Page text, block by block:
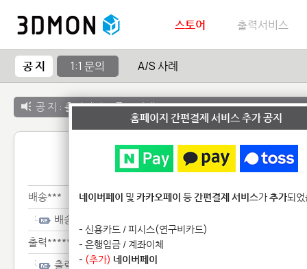
스토어 출력서비스
공 지 1:1 문의 A/S 사례
공 지 : 출력서비스 종료 안내
1:1 문
배송***
배송***
출력******
출력******
홈페이지 간편결제 서비스 추가 공지
네이버페이 및 카카오페이 등간편결제 서비스가추가되
- 신용카드 / 피시스(연구비카드)
- 은행입금 / 계좌이체
- (추가) 네이버페이